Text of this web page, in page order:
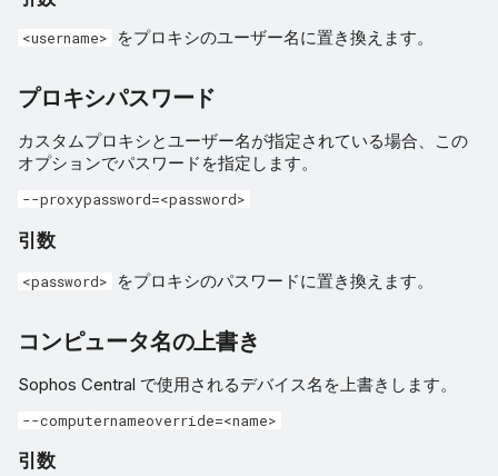
<username> をプロキシのユーザー名に置き換えます。
プロキシパスワード
カスタムプロキシとユーザー名が指定されている場合、この
オプションでパスワードを指定します。
--proxypassword=<password>
引数
<password> をプロキシのパスワードに置き換えます。
コンピュータ名の上書き
Sophos Central で使用されるデバイス名を上書きします。
--computernameoverride=<name>
引数